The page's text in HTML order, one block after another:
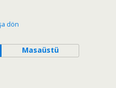
dön
Masaüstü